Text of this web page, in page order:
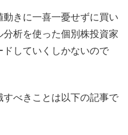
きに一喜一憂せずに買い
析を使った個別株投資家
していくしかないので
べきことは以下の記事で